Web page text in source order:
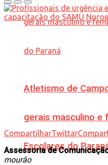
Atletismo de
gerais masculino e
Escolares do
CompartilharTwittar
Assessoria de
mourão